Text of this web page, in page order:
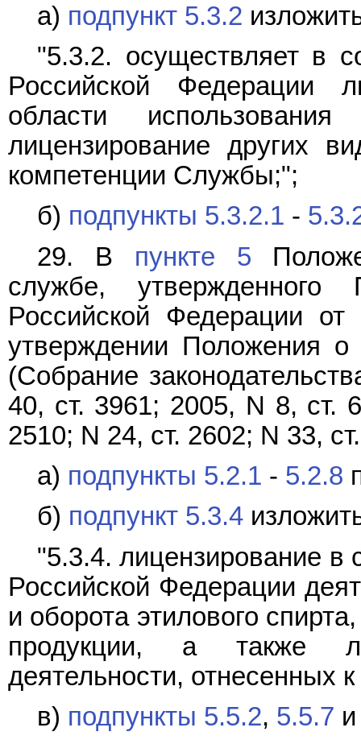
а) подпункт 5.3.2
"5.3.2. осуществляет в
Российской Федерации
области
лицензирование других
компетенции Службы;";
б) подпункты 5.3.2.1 -
29. В пункте 5
службе, утвержденного
Российской Федерации
утверждении Положения о
(Собрание
40, ст. 3961; 2005, N 8, ст.
2510; N 24, ст. 2602; N 33,
а) подпункты 5.2.1 - 5.2.8
б) подпункт 5.3.4
"5.3.4. лицензирование в
Российской Федерации
и оборота этилового
продукции, а также
деятельности, отнесенных
в) подпункты 5.5.2, 5.5.7